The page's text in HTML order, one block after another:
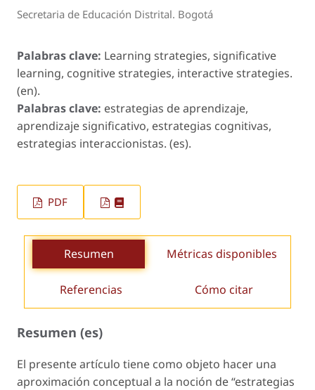
Secretaria de Educación Distrital. Bogotá
Palabras clave: Learning strategies, significative
learning, cognitive strategies, interactive strategies.
(en).
Palabras clave: estrategias de aprendizaje,
aprendizaje significativo, estrategias cognitivas,
estrategias interaccionistas. (es).
PDF
Resumen Métricas disponibles
Referencias Cómo citar
Resumen (es)
El presente artículo tiene como objeto hacer una
aproximación conceptual a la noción de “estrategias